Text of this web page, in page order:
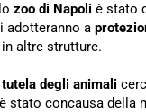
zoo di Napoli è stato
adotteranno a
altre strutture.
tutela degli animali
stato concausa della